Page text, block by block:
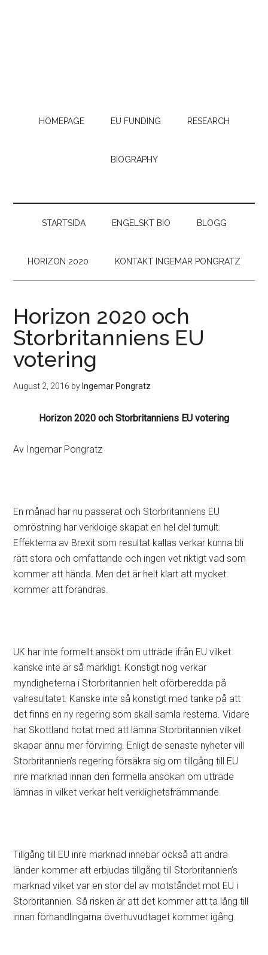
HOMEPAGE EU FUNDING RESEARCH
BIOGRAPHY
STARTSIDA ENGELSKT BIO BLOGG
HORIZON 2020 KONTAKT INGEMAR PONGRATZ
Horizon 2020 och
Storbritanniens EU
votering
August 2, 2016 by Ingemar Pongratz
Horizon 2020 och Storbritanniens EU votering
Av Ingemar Pongratz
En månad har nu passerat och Storbritanniens EU
omröstning har verkloige skapat en hel del tumult.
Effekterna av Brexit som resultat kallas verkar kunna bli
rätt stora och omfattande och ingen vet riktigt vad som
kommer att hända. Men det är helt klart att mycket
kommer att förändras.
UK har inte formellt ansökt om utträde ifrån EU vilket
kanske inte är så märkligt. Konstigt nog verkar
myndigheterna i Storbritannien helt oförberedda på
valresultatet. Kanske inte så konstigt med tanke på att
det finns en ny regering som skall samla resterna. Vidare
har Skottland hotat med att lämna Storbritannien vilket
skapar ännu mer förvirring. Enligt de senaste nyheter vill
Storbritannien’s regering försäkra sig om tillgång till EU
inre marknad innan den formella ansökan om utträde
lämnas in vilket verkar helt verklighetsfrämmande.
Tillgång till EU inre marknad innebär också att andra
länder kommer att erbjudas tillgång till Storbritannien’s
marknad vilket var en stor del av motståndet mot EU i
Storbritannien. Så risken är att det kommer att ta lång till
innan förhandlingarna överhuvudtaget kommer igång.